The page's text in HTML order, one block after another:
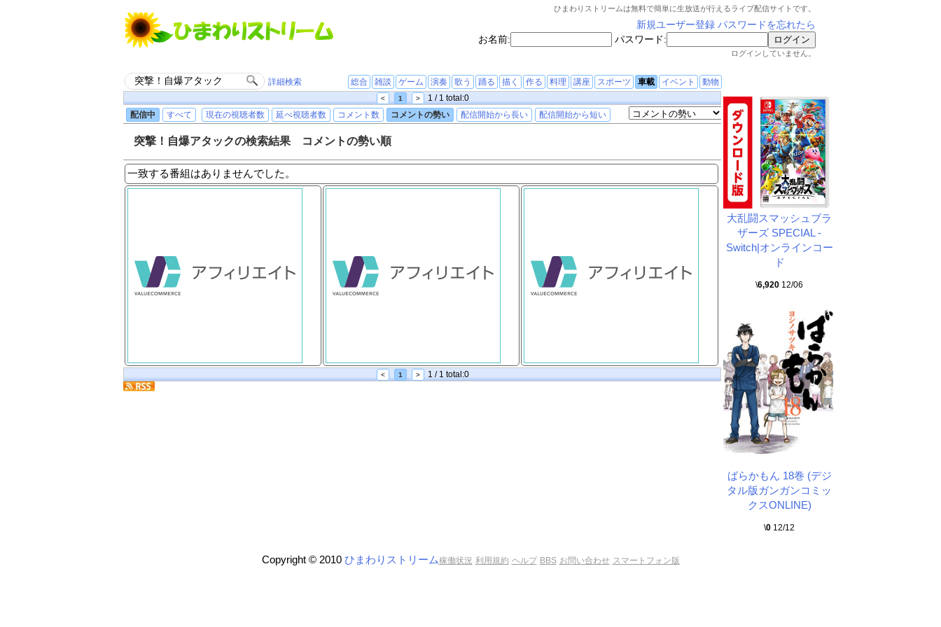
ひまわりストリームは無料で簡単に生放送が行えるライブ配信サイトです。
新規ユーザー登録 パスワードを忘れたら
お名前:
パスワード:
ログインしていません。
詳細検索 総合 雑談 ゲーム 演奏 歌う 踊る 描く 作る 料理 講座 スポーツ 車載 イベント 動物
< 1 >
1 / 1 total:0
配信中
すべて 現在の視聴者数 延べ視聴者数 コメント数 コメントの勢い 配信開始から長い 配信開始から短い
突撃！自爆アタックの検索結果 コメントの勢い順
一致する番組はありませんでした。
< 1 > 1 / 1 total:0
大乱闘スマッシュブラ
ザーズ SPECIAL -
Switch|オンラインコー
ド
\6,920 12/06
ばらかもん 18巻 (デジ
タル版ガンガンコミッ
クスONLINE)
\0 12/12
Copyright © 2010 ひまわりストリーム稼働状況 利用規約 ヘルプ BBS お問い合わせ スマートフォン版